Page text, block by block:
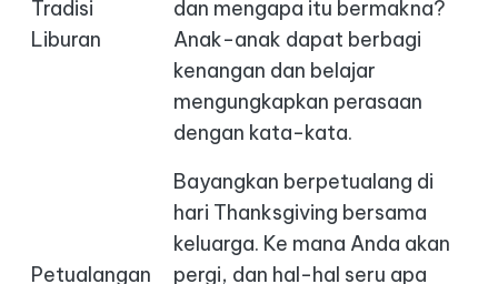
Tradisi
Liburan
dan mengapa itu bermakna?
Anak-anak dapat berbagi
kenangan dan belajar
mengungkapkan perasaan
dengan kata-kata.
Petualangan
Bayangkan berpetualang di
hari Thanksgiving bersama
keluarga. Ke mana Anda akan
pergi, dan hal-hal seru apa